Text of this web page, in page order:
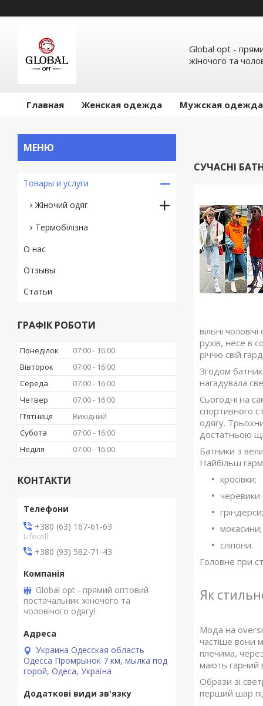
Global opt -
жіночого та
Главная Женская одежда Мужская одежда
СУЧАСНІ
вільні
рухів, несе в
річчю свій
Згодом
нагадувала
Сьогодні на
спортивного
одягу.
достатньою
Батники з
Найбільш
кросівки;
черевики
гріндерси;
мокасини;
сліпони.
Головне при
Як
Мода на
частіше вони
плечима,
мають гарний
Образи зі
перший шар
Товары и услуги
Жіночий одяг
Термобілізна
О нас
Отзывы
Статьи
ГРАФІК РОБОТИ
Понеділок 07:00
16:00
Вівторок
07:00
16:00
Середа
07:00
16:00
Четвер
07:00
16:00
Пʼятниця
Вихідний
Субота
07:00
16:00
Неділя
07:00 16:00
КОНТАКТИ
+380 (63) 167-61-63
Lifecell
+380 (93) 582-71-43
Global opt - прямий оптовий
постачальник жіночого та
чоловічого одягу!
Украина Одесская область
Одесса Промрынок 7 км, мылка под
горой, Одеса, Україна